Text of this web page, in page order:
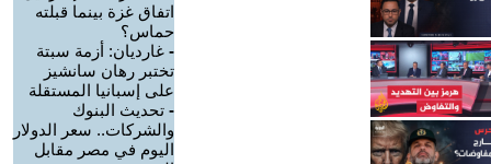
اتفاق غزة بينما قبلته
حماس؟
- غارديان: أزمة سبتة
تختبر رهان سانشيز
على إسبانيا المستقلة
- تحديث البنوك
والشركات.. سعر الدولار
اليوم في مصر مقابل